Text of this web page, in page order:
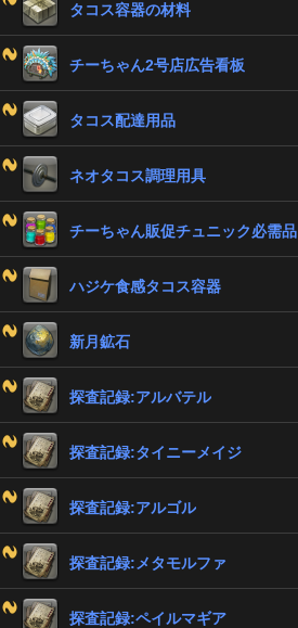
タコス容器の材料
チーちゃん2号店広告看板
タコス配達用品
ネオタコス調理用具
チーちゃん販促チュニック必需品
ハジケ食感タコス容器
新月鉱石
探査記録:アルバテル
探査記録:タイニーメイジ
探査記録:アルゴル
探査記録:メタモルファ
探査記録:ペイルマギア